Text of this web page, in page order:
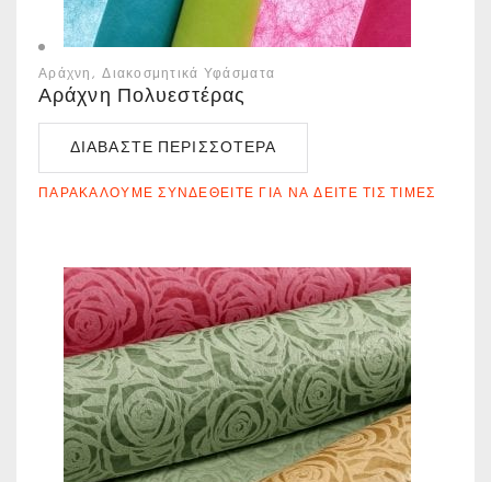
Αράχνη Διακοσμητικά Υφάσματα
Αράχνη Πολυεστέρας
ΔΙΑΒΆΣΤΕ ΠΕΡΙΣΣΌΤΕΡΑ
ΠΑΡΑΚΑΛΟΎΜΕ ΣΥΝΔΕΘΕΊΤΕ ΓΙΑ ΝΑ ΔΕΊΤΕ ΤΙΣ ΤΙΜΈΣ